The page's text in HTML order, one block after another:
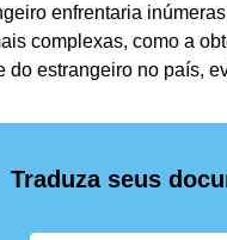
enfrentaria
complexas, como a
do estrangeiro no país,
Traduza seus